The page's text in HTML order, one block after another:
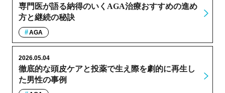
専門医が語る納得のいくAGA治療おすすめの進め
方と継続の秘訣
AGA
徹底的な頭皮ケアと投薬で生え際を劇的に再生し
た男性の事例
2026.05.04